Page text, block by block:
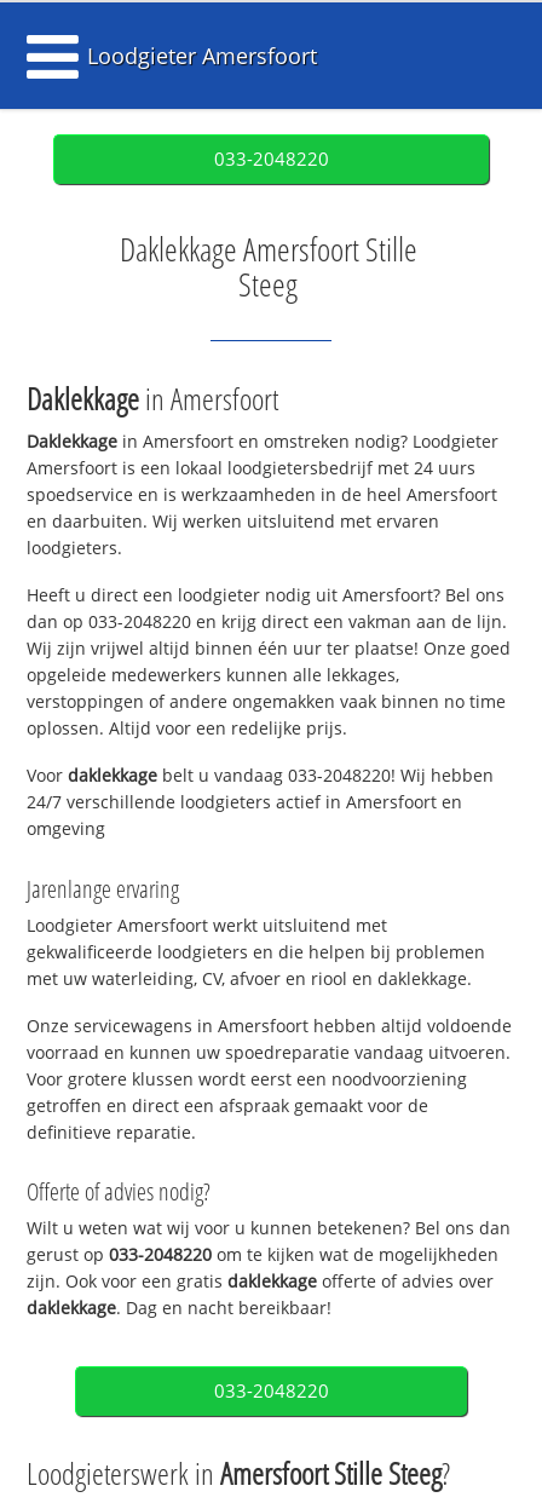
Loodgieter Amersfoort
033-2048220
Daklekkage Amersfoort Stille
Steeg
Daklekkagein Amersfoort
Daklekkage in Amersfoort en omstreken nodig? Loodgieter
Amersfoort is een lokaal loodgietersbedrijf met 24 uurs
spoedservice en is werkzaamheden in de heel Amersfoort
en daarbuiten. Wij werken uitsluitend met ervaren
loodgieters.
Heeft u direct een loodgieter nodig uit Amersfoort? Bel ons
dan op 033-2048220 en krijg direct een vakman aan de lijn.
Wij zijn vrijwel altijd binnen één uur ter plaatse! Onze goed
opgeleide medewerkers kunnen alle lekkages,
verstoppingen of andere ongemakken vaak binnen no time
oplossen. Altijd voor een redelijke prijs.
Voordaklekkage belt u vandaag 033-2048220! Wij hebben
24/7 verschillende loodgieters actief in Amersfoort en
omgeving
Jarenlange ervaring
Loodgieter Amersfoort werkt uitsluitend met
gekwalificeerde loodgieters en die helpen bij problemen
met uw waterleiding, CV, afvoer en riool en daklekkage.
Onze servicewagens in Amersfoort hebben altijd voldoende
voorraad en kunnen uw spoedreparatie vandaag uitvoeren.
Voor grotere klussen wordt eerst een noodvoorziening
getroffen en direct een afspraak gemaakt voor de
definitieve reparatie.
Offerte of advies nodig?
Wilt u weten wat wij voor u kunnen betekenen? Bel ons dan
gerust op033-2048220 om te kijken wat de mogelijkheden
zijn. Ook voor een gratisdaklekkage offerte of advies over
daklekkage. Dag en nacht bereikbaar!
033-2048220
Loodgieterswerk inAmersfoort Stille Steeg?